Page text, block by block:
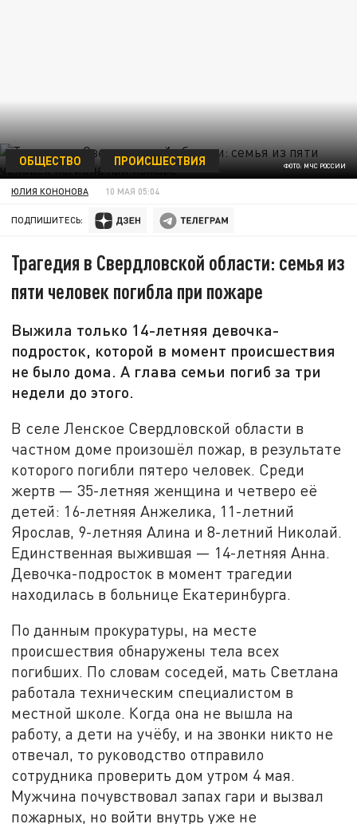
ФОТО: МЧС РОССИИ
ОБЩЕСТВО ПРОИСШЕСТВИЯ
ЮЛИЯ КОНОНОВА 10 МАЯ 05:04
ПОДПИШИТЕСЬ:
Трагедия в Свердловской области: семья из
пяти человек погибла при пожаре
Выжила только 14-летняя девочка-
подросток, которой в момент происшествия
не было дома. А глава семьи погиб за три
недели до этого.
В селе Ленское Свердловской области в
частном доме произошёл пожар, в результате
которого погибли пятеро человек. Среди
жертв — 35-летняя женщина и четверо её
детей: 16-летняя Анжелика, 11-летний
Ярослав, 9-летняя Алина и 8-летний Николай.
Единственная выжившая — 14-летняя Анна.
Девочка-подросток в момент трагедии
находилась в больнице Екатеринбурга.
По данным прокуратуры, на месте
происшествия обнаружены тела всех
погибших. По словам соседей, мать Светлана
работала техническим специалистом в
местной школе. Когда она не вышла на
работу, а дети на учёбу, и на звонки никто не
отвечал, то руководство отправило
сотрудника проверить дом утром 4 мая.
Мужчина почувствовал запах гари и вызвал
пожарных, но войти внутрь уже не